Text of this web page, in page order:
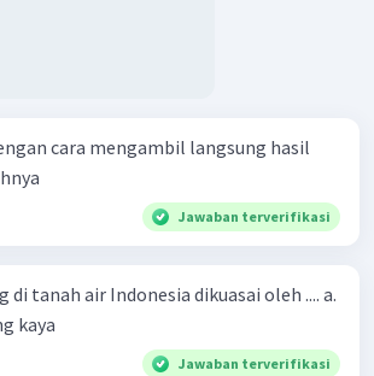
cara mengambil langsung hasil
Jawaban terverifikasi
tanah air Indonesia dikuasai oleh .... a.
kaya
Jawaban terverifikasi